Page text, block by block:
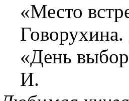
«Место
«День
И.